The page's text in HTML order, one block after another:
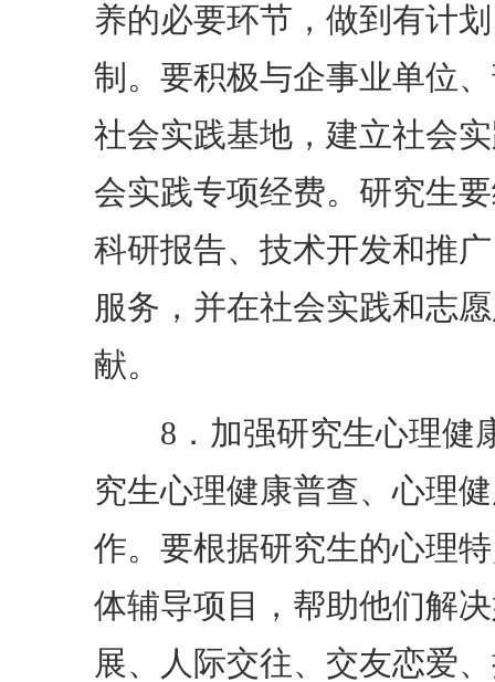
养的必要环节，做到有计
制。要积极与企事业单位
社会实践基地，建立社会
会实践专项经费。研究生
科研报告、技术开发和推
服务，并在社会实践和志
献。
8．加强研究生心理健
究生心理健康普查、心理
作。要根据研究生的心理
体辅导项目，帮助他们解
展、人际交往、交友恋爱